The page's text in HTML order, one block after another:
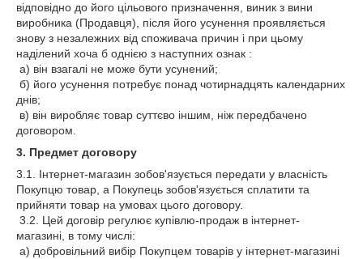
відповідно до його цільового призначення, виник з вини
виробника (Продавця), після його усунення проявляється
знову з незалежних від споживача причин і при цьому
наділений хоча б однією з наступних ознак :
а) він взагалі не може бути усунений;
б) його усунення потребує понад чотирнадцять календарних
днів;
в) він виробляє товар суттєво іншим, ніж передбачено
договором.
3. Предмет договору
3.1. Інтернет-магазин зобов'язується передати у власність
Покупцю товар, а Покупець зобов'язується сплатити та
прийняти товар на умовах цього договору.
3.2. Цей договір регулює купівлю-продаж в інтернет-
магазині, в тому числі:
а) добровільний вибір Покупцем товарів у інтернет-магазині